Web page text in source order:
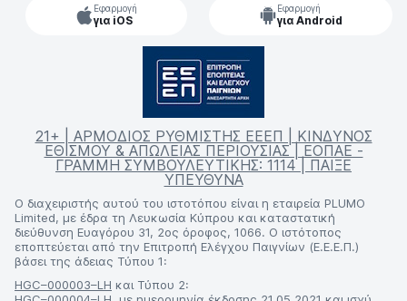
Εφαρμογή
για iOS
Εφαρμογή
για Android
21+ | ΑΡΜΟΔΙΟΣ ΡΥΘΜΙΣΤΗΣ ΕΕΕΠ | ΚΙΝΔΥΝΟΣ
ΕΘΙΣΜΟΥ & ΑΠΩΛΕΙΑΣ ΠΕΡΙΟΥΣΙΑΣ | ΕΟΠΑΕ -
ΓΡΑΜΜΗ ΣΥΜΒΟΥΛΕΥΤΙΚΗΣ: 1114 | ΠΑΙΞΕ
ΥΠΕΥΘΥΝΑ
Ο διαχειριστής αυτού του ιστοτόπου είναι η εταιρεία PLUMO
Limited, με έδρα τη Λευκωσία Κύπρου και καταστατική
διεύθυνση Ευαγόρου 31, 2ος όροφος, 1066. Ο ιστότοπος
εποπτεύεται από την Επιτροπή Ελέγχου Παιγνίων (Ε.Ε.Ε.Π.)
βάσει της άδειας Τύπου 1:
HGC–000003–LH και Τύπου 2: